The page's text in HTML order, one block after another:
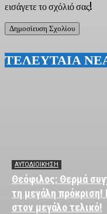
εισάγετε το σχόλιό σας!
ΤΕΛΕΥΤΑΙΑ
ΑΥΤΟΔΙΟΙΚΗΣΗ
Θεόφιλος: Θερμά
τη μεγάλη πρόκριση!
στον μεγάλο τελικό!